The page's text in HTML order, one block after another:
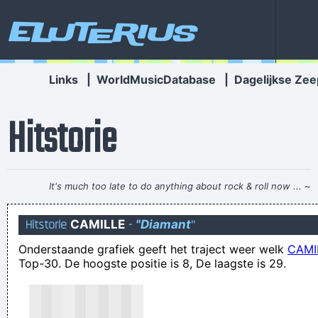
Eluterius
Links WorldMusicDatabase Dagelijkse
Hitstorie
It's much too late to do anything about rock & roll now ... ~
Jerry Garcia
kwak zei de kikker toen hij klaar kwam.
dorst hebben om een kameel jaloers te maken
Hij ging hiermee over de schreef, schreef Ed Revo
Hitstorie CAMILLE - "Diamant"
Onderstaande grafiek geeft het traject weer welk
Top-30. De hoogste positie is 8, De laagste is 29.